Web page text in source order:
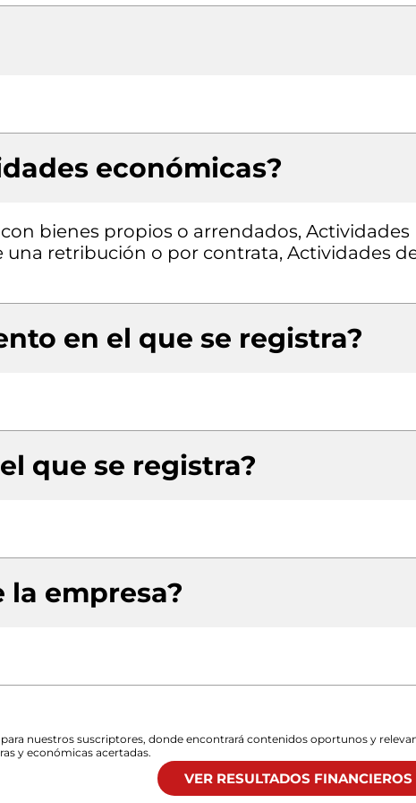
económicas?
bienes propios o arrendados, Actividades
retribución o por contrata, Actividades
en el que se registra?
que se registra?
la empresa?
nuestros suscriptores, donde encontrará contenidos oportunos y
y económicas acertadas.
VER RESULTADOS FINANCIEROS